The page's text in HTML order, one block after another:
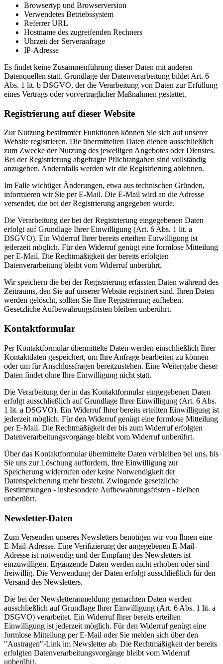
Browsertyp und Browserversion
Verwendetes Betriebssystem
Referrer URL
Hostname des zugreifenden Rechners
Uhrzeit der Serveranfrage
IP-Adresse
Es findet keine Zusammenführung dieser Daten mit anderen
Datenquellen statt. Grundlage der Datenverarbeitung bildet Art. 6
Abs. 1 lit. b DSGVO, der die Verarbeitung von Daten zur Erfüllung
eines Vertrags oder vorvertraglicher Maßnahmen gestattet.
Registrierung auf dieser Website
Zur Nutzung bestimmter Funktionen können Sie sich auf unserer
Website registrieren. Die übermittelten Daten dienen ausschließlich
zum Zwecke der Nutzung des jeweiligen Angebotes oder Dienstes.
Bei der Registrierung abgefragte Pflichtangaben sind vollständig
anzugeben. Andernfalls werden wir die Registrierung ablehnen.
Im Falle wichtiger Änderungen, etwa aus technischen Gründen,
informieren wir Sie per E-Mail. Die E-Mail wird an die Adresse
versendet, die bei der Registrierung angegeben wurde.
Die Verarbeitung der bei der Registrierung eingegebenen Daten
erfolgt auf Grundlage Ihrer Einwilligung (Art. 6 Abs. 1 lit. a
DSGVO). Ein Widerruf Ihrer bereits erteilten Einwilligung ist
jederzeit möglich. Für den Widerruf genügt eine formlose Mitteilung
per E-Mail. Die Rechtmäßigkeit der bereits erfolgten
Datenverarbeitung bleibt vom Widerruf unberührt.
Wir speichern die bei der Registrierung erfassten Daten während des
Zeitraums, den Sie auf unserer Website registriert sind. Ihren Daten
werden gelöscht, sollten Sie Ihre Registrierung aufheben.
Gesetzliche Aufbewahrungsfristen bleiben unberührt.
Kontaktformular
Per Kontaktformular übermittelte Daten werden einschließlich Ihrer
Kontaktdaten gespeichert, um Ihre Anfrage bearbeiten zu können
oder um für Anschlussfragen bereitzustehen. Eine Weitergabe dieser
Daten findet ohne Ihre Einwilligung nicht statt.
Die Verarbeitung der in das Kontaktformular eingegebenen Daten
erfolgt ausschließlich auf Grundlage Ihrer Einwilligung (Art. 6 Abs.
1 lit. a DSGVO). Ein Widerruf Ihrer bereits erteilten Einwilligung ist
jederzeit möglich. Für den Widerruf genügt eine formlose Mitteilung
per E-Mail. Die Rechtmäßigkeit der bis zum Widerruf erfolgten
Datenverarbeitungsvorgänge bleibt vom Widerruf unberührt.
Über das Kontaktformular übermittelte Daten verbleiben bei uns, bis
Sie uns zur Löschung auffordern, Ihre Einwilligung zur
Speicherung widerrufen oder keine Notwendigkeit der
Datenspeicherung mehr besteht. Zwingende gesetzliche
Bestimmungen - insbesondere Aufbewahrungsfristen - bleiben
unberührt.
Newsletter-Daten
Zum Versenden unseres Newsletters benötigen wir von Ihnen eine
E-Mail-Adresse. Eine Verifizierung der angegebenen E-Mail-
Adresse ist notwendig und der Empfang des Newsletters ist
einzuwilligen. Ergänzende Daten werden nicht erhoben oder sind
freiwillig. Die Verwendung der Daten erfolgt ausschließlich für den
Versand des Newsletters.
Die bei der Newsletteranmeldung gemachten Daten werden
ausschließlich auf Grundlage Ihrer Einwilligung (Art. 6 Abs. 1 lit. a
DSGVO) verarbeitet. Ein Widerruf Ihrer bereits erteilten
Einwilligung ist jederzeit möglich. Für den Widerruf genügt eine
formlose Mitteilung per E-Mail oder Sie melden sich über den
"Austragen"-Link im Newsletter ab. Die Rechtmäßigkeit der bereits
erfolgten Datenverarbeitungsvorgänge bleibt vom Widerruf
unberührt.